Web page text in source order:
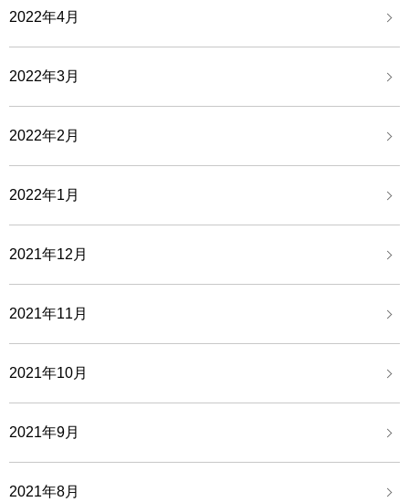
2022年4月
2022年3月
2022年2月
2022年1月
2021年12月
2021年11月
2021年10月
2021年9月
2021年8月